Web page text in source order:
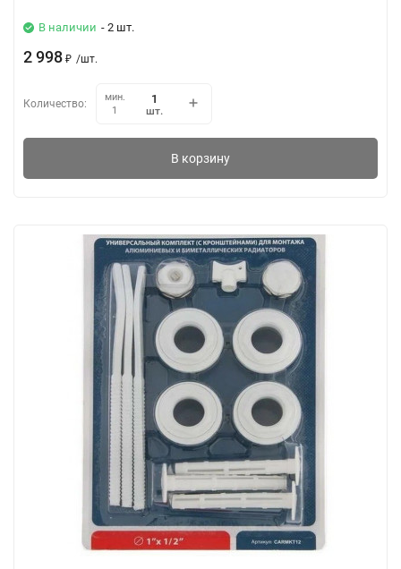
В наличии - 2 шт.
2 998 ₽ /шт.
Количество:
мин.
1
шт.
В корзину